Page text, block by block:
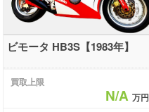
ビモータ HB3S【1983年】
買取上限
N/A万円